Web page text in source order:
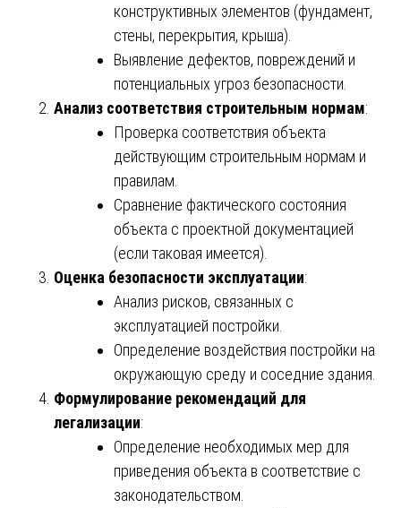
конструктивных элементов (фундамент,
стены, перекрытия, крыша).
Выявление дефектов, повреждений и
потенциальных угроз безопасности.
Анализ соответствия строительным нормам:
Проверка соответствия объекта
действующим строительным нормам и
правилам.
Сравнение фактического состояния
объекта с проектной документацией
(если таковая имеется).
Оценка безопасности эксплуатации:
Анализ рисков, связанных с
эксплуатацией постройки.
Определение воздействия постройки на
окружающую среду и соседние здания.
Формулирование рекомендаций для
легализации:
Определение необходимых мер для
приведения объекта в соответствие с
законодательством.